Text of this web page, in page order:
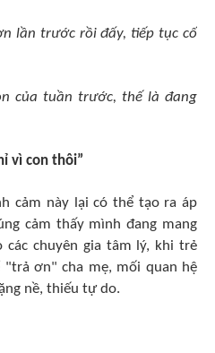
lần trước rồi đấy, tiếp tục cố
của tuần trước, thế là đang
vì con thôi”
cảm này lại có thể tạo ra áp
cảm thấy mình đang mang
chuyên gia tâm lý, khi trẻ
"trả ơn" cha mẹ, mối quan hệ
nề, thiếu tự do.